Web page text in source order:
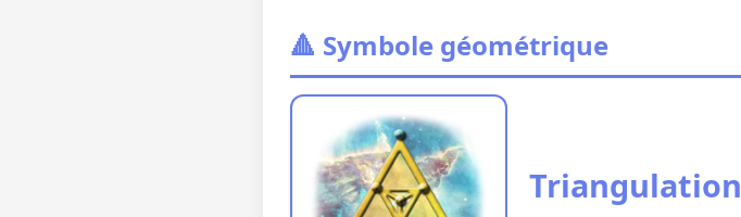
🔺 Symbole géométrique
Triangulation